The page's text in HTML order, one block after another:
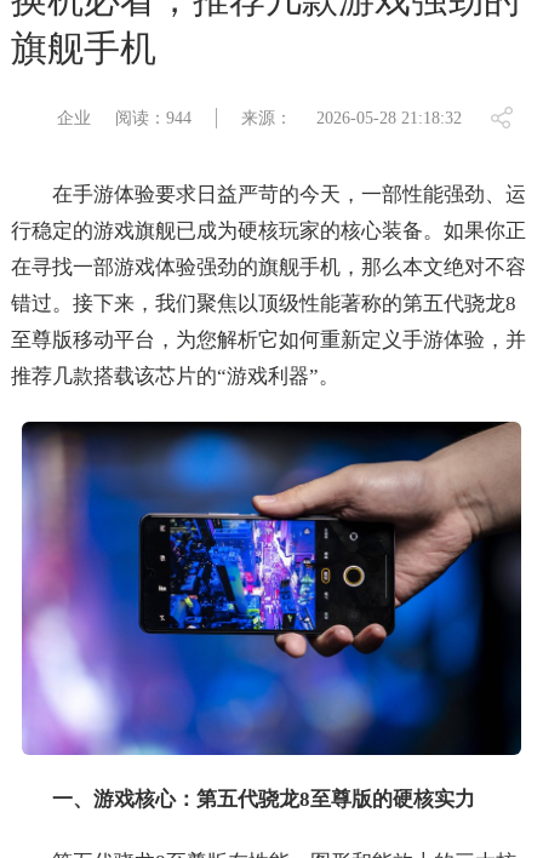
旗舰手机
企业 阅读：944 来源： 2026-05-28 21:18:32
在手游体验要求日益严苛的今天，一部性能强劲、运
行稳定的游戏旗舰已成为硬核玩家的核心装备。如果你正
在寻找一部游戏体验强劲的旗舰手机，那么本文绝对不容
错过。接下来，我们聚焦以顶级性能著称的第五代骁龙8
至尊版移动平台，为您解析它如何重新定义手游体验，并
推荐几款搭载该芯片的“游戏利器”。
一、游戏核心：第五代骁龙8至尊版的硬核实力